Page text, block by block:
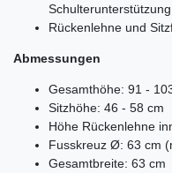
Schulterunterstützung
Rückenlehne und
Abmessungen
Gesamthöhe: 91 -
Sitzhöhe: 46 - 58 cm
Höhe Rückenlehne
Fusskreuz Ø: 63 cm
Gesamtbreite: 63 cm